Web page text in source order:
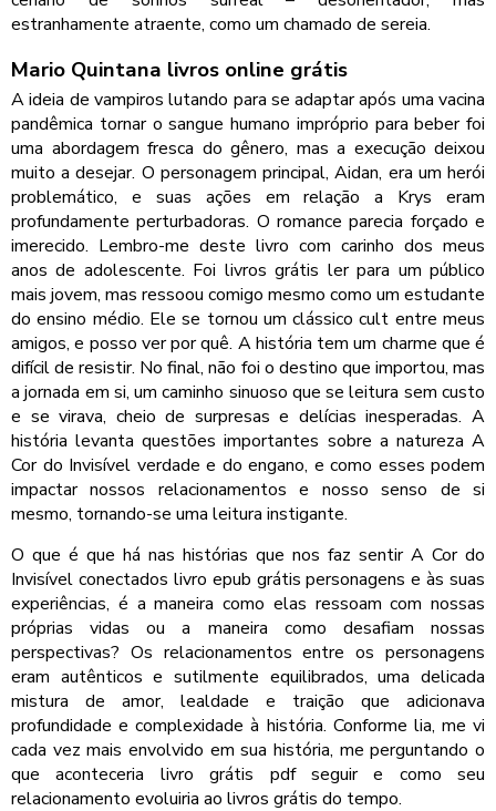
estranhamente atraente, como um chamado de sereia.
Mario Quintana livros online grátis
A ideia de vampiros lutando para se adaptar após uma vacina
pandêmica tornar o sangue humano impróprio para beber foi
uma abordagem fresca do gênero, mas a execução deixou
muito a desejar. O personagem principal, Aidan, era um herói
problemático, e suas ações em relação a Krys eram
profundamente perturbadoras. O romance parecia forçado e
imerecido. Lembro-me deste livro com carinho dos meus
anos de adolescente. Foi livros grátis ler para um público
mais jovem, mas ressoou comigo mesmo como um estudante
do ensino médio. Ele se tornou um clássico cult entre meus
amigos, e posso ver por quê. A história tem um charme que é
difícil de resistir. No final, não foi o destino que importou, mas
a jornada em si, um caminho sinuoso que se leitura sem custo
e se virava, cheio de surpresas e delícias inesperadas. A
história levanta questões importantes sobre a natureza A
Cor do Invisível verdade e do engano, e como esses podem
impactar nossos relacionamentos e nosso senso de si
mesmo, tornando-se uma leitura instigante.
O que é que há nas histórias que nos faz sentir A Cor do
Invisível conectados livro epub grátis personagens e às suas
experiências, é a maneira como elas ressoam com nossas
próprias vidas ou a maneira como desafiam nossas
perspectivas? Os relacionamentos entre os personagens
eram autênticos e sutilmente equilibrados, uma delicada
mistura de amor, lealdade e traição que adicionava
profundidade e complexidade à história. Conforme lia, me vi
cada vez mais envolvido em sua história, me perguntando o
que aconteceria livro grátis pdf seguir e como seu
relacionamento evoluiria ao livros grátis do tempo.